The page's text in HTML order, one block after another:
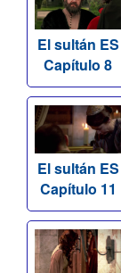
El sultán ES
Capítulo 8
El sultán ES
Capítulo 11